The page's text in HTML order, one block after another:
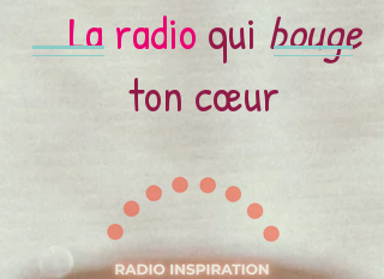
La radio qui bouge
ton cœur